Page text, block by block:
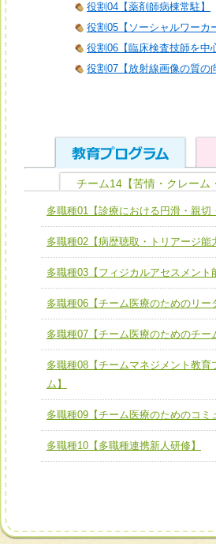
役割04【薬剤師病棟常駐】
役割05【ソーシャルワーカ
役割06【臨床検査技師を中
役割07【放射線画像の質の
ユニット１ 医療人としての基
全人的医療を実践する医療人
ける
ユニット２ チーム医療構成力
必要に応じて柔軟に医療チーム
ユニット３ 多職種連携力
他職種の視点とスキルを学び、
チーム01【病院内横断的問題
チーム02【地域医療連携推進
宅患者等支援チーム】
チーム03【癌患者服薬サポー
チーム04【口腔ケアチーム】
チーム05【せん妄対策チーム】
チーム07【病院職員に対する院
チーム08【地域関係機関と連
チーム】
チーム10【包括的リハビリテ
チーム14【苦情・クレーム
多職種01【診療における円滑・親切
多職種02【病歴聴取・トリアージ能
多職種03【フィジカルアセスメント
多職種06【チーム医療のためのリー
多職種07【チーム医療のためのチー
多職種08【チームマネジメント教
ム】
多職種09【チーム医療のためのコミ
多職種10【多職種連携新人研修】